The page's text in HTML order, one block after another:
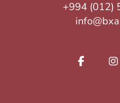
+994 (012)